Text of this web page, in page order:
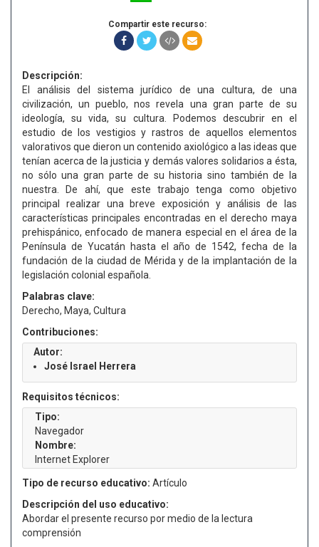
Compartir este recurso:
Descripción:
El análisis del sistema jurídico de una cultura, de una
civilización, un pueblo, nos revela una gran parte de su
ideología, su vida, su cultura. Podemos descubrir en el
estudio de los vestigios y rastros de aquellos elementos
valorativos que dieron un contenido axiológico a las ideas que
tenían acerca de la justicia y demás valores solidarios a ésta,
no sólo una gran parte de su historia sino también de la
nuestra. De ahí, que este trabajo tenga como objetivo
principal realizar una breve exposición y análisis de las
características principales encontradas en el derecho maya
prehispánico, enfocado de manera especial en el área de la
Península de Yucatán hasta el año de 1542, fecha de la
fundación de la ciudad de Mérida y de la implantación de la
legislación colonial española.
Palabras clave:
Derecho, Maya, Cultura
Contribuciones:
Autor:
José Israel Herrera
Requisitos técnicos:
Tipo:
Navegador
Nombre:
Internet Explorer
Tipo de recurso educativo: Artículo
Descripción del uso educativo:
Abordar el presente recurso por medio de la lectura
comprensión